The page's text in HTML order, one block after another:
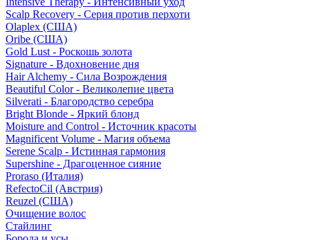
Scalp Recovery - Серия против перхоти
Olaplex (США)
Oribe (США)
Gold Lust - Роскошь золота
Signature - Вдохновение дня
Hair Alchemy - Сила Возрождения
Beautiful Color - Великолепие цвета
Silverati - Благородство серебра
Bright Blonde - Яркий блонд
Moisture and Control - Источник красоты
Magnificent Volume - Магия объема
Serene Scalp - Истинная гармония
Supershine - Драгоценное сияние
Proraso (Италия)
RefectoCil (Австрия)
Reuzel (США)
Очищение волос
Стайлинг